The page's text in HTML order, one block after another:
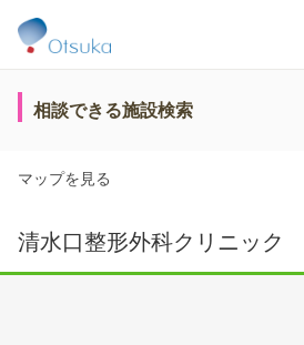
相談できる施設検索
マップを見る
清水口整形外科クリニック